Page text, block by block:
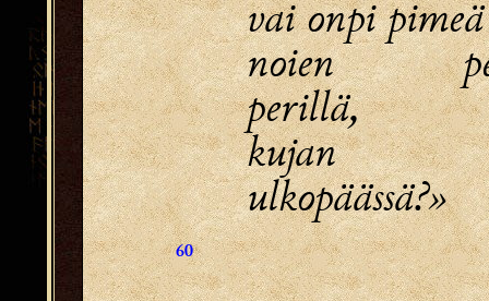
60
vai onpi
noien
perillä,
kujan
ulkopäässä?»